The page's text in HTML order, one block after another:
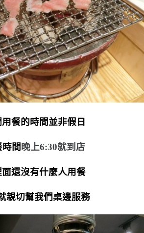
餐的時間並非假日
間 晚上6:30就到店
面還沒有什麼人用餐
親切幫我們桌邊服務